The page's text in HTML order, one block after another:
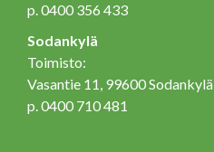
p. 0400 356 433
Sodankylä
Toimisto:
Vasantie 11, 99600 Sodankylä
p. 0400 710 481